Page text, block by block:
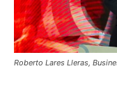
Roberto Lares Lleras,